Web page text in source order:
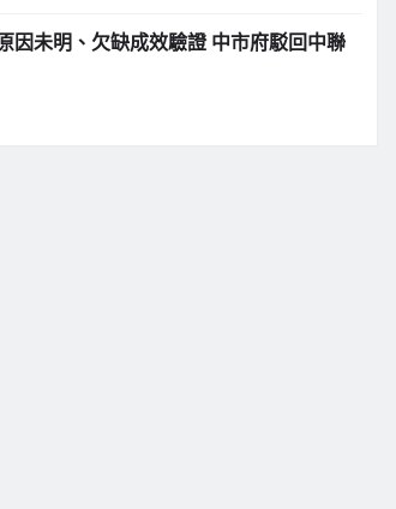
因未明、欠缺成效驗證 中市府駁回中聯